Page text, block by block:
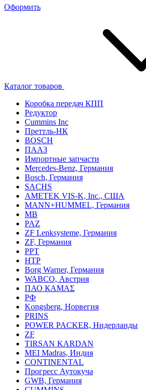
Оформить
Каталог товаров
Коробка передач КПП
Редуктор
Cummins Inc
Преттль-НК
BOSCH
ПААЗ
Импортные запчасти
Mercedes-Benz, Германия
Bosch, Германия
SACHS
AMETEK VIS-K, Inc., США
MANN+HUMMEL, Германия
MB
PAZ
ZF Lenksysteme, Германия
ZF, Германия
PPT
HTP
Borg Warner, Германия
WABCO, Австрия
ПАО КАМАΣ
РФ
Kongsberg, Норвегия
PRINS
POWER PACKER, Нидерланды
ZF
TIRSAN KARDAN
MEI Madras, Индия
CONTINENTAL
Прогресс Аутокуча
GWB, Германия